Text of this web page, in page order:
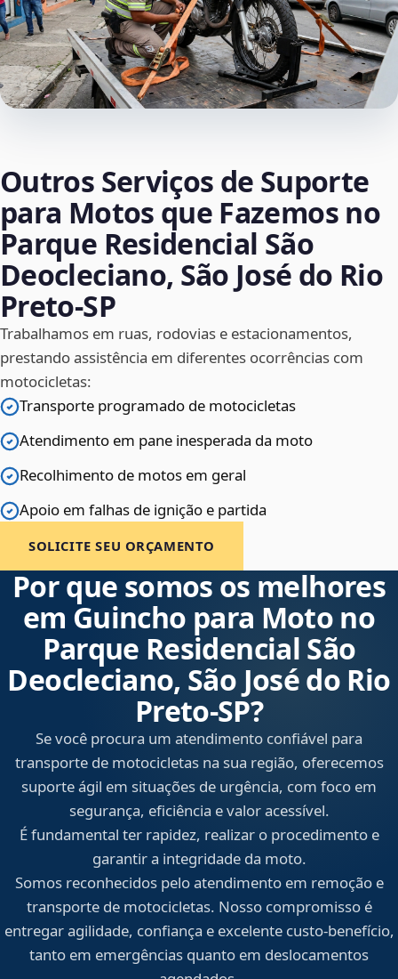
Outros Serviços de Suporte
para Motos que Fazemos no
Parque Residencial São
Deocleciano, São José do Rio
Preto‑SP
Trabalhamos em ruas, rodovias e estacionamentos,
prestando assistência em diferentes ocorrências com
motocicletas:
Transporte programado de motocicletas
Atendimento em pane inesperada da moto
Recolhimento de motos em geral
Apoio em falhas de ignição e partida
SOLICITE SEU ORÇAMENTO
Por que somos os melhores
em Guincho para Moto no
Parque Residencial São
Deocleciano, São José do Rio
Preto‑SP?
Se você procura um atendimento confiável para
transporte de motocicletas na sua região, oferecemos
suporte ágil em situações de urgência, com foco em
segurança, eficiência e valor acessível.
É fundamental ter rapidez, realizar o procedimento e
garantir a integridade da moto.
Somos reconhecidos pelo atendimento em remoção e
transporte de motocicletas. Nosso compromisso é
entregar agilidade, confiança e excelente custo-benefício,
tanto em emergências quanto em deslocamentos